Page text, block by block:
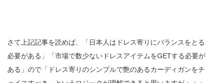
さて上記記事を読めば、「日本人はドレス寄りにバランスをとる
必要がある」「市場で数少ないドレスアイテムをGETする必要が
ある」ので「ドレス寄りのシンプルで艶のあるカーディガンをチ